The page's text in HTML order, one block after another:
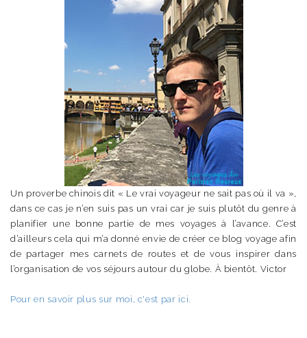
Un proverbe chinois dit « Le vrai voyageur ne sait pas où il va »,
dans ce cas je n’en suis pas un vrai car je suis plutôt du genre à
planifier une bonne partie de mes voyages à l’avance. C’est
d’ailleurs cela qui m’a donné envie de créer ce blog voyage afin
de partager mes carnets de routes et de vous inspirer dans
l’organisation de vos séjours autour du globe. À bientôt. Victor
Pour en savoir plus sur moi, c'est par ici.